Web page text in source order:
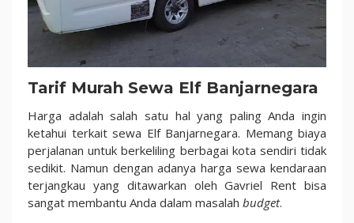
Tarif Murah Sewa Elf Banjarnegara
Harga adalah salah satu hal yang paling Anda ingin
ketahui terkait sewa Elf Banjarnegara. Memang biaya
perjalanan untuk berkeliling berbagai kota sendiri tidak
sedikit. Namun dengan adanya harga sewa kendaraan
terjangkau yang ditawarkan oleh Gavriel Rent bisa
sangat membantu Anda dalam masalah budget.